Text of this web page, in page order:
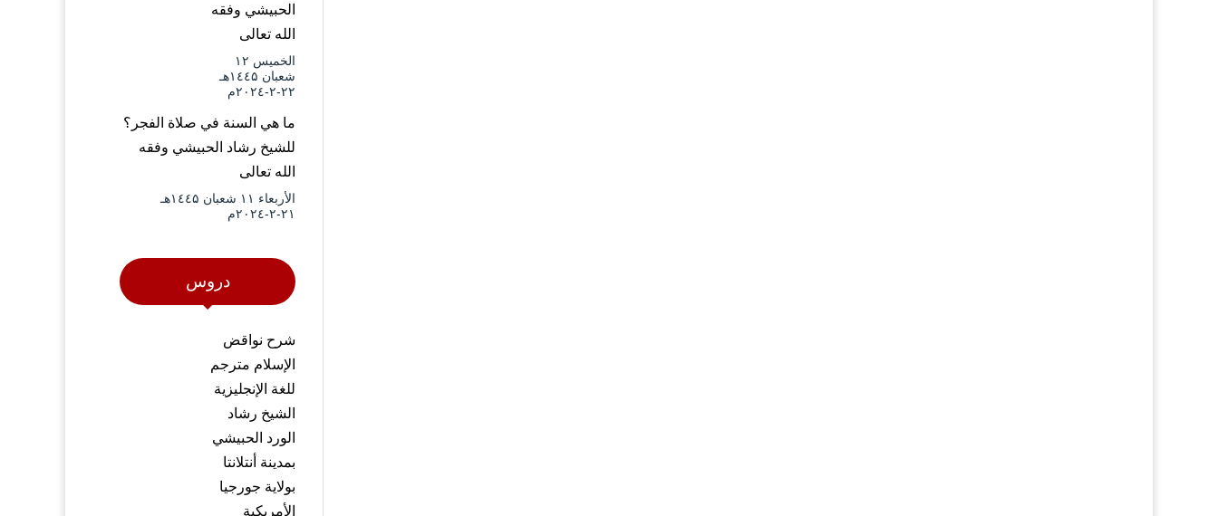
الحبيشي وفقه
الله تعالى
الخميس ۱۲
شعبان ۱٤٤۵هـ
۲۲-۲-۲۰۲٤م
ما هي السنة في صلاة الفجر؟
للشيخ رشاد الحبيشي وفقه
الله تعالى
الأربعاء ۱۱ شعبان ۱٤٤۵هـ
۲۱-۲-۲۰۲٤م
دروس
شرح نواقض
الإسلام مترجم
للغة الإنجليزية
الشيخ رشاد
الورد الحبيشي
بمدينة أنتلانتا
بولاية جورجيا
الأمريكية